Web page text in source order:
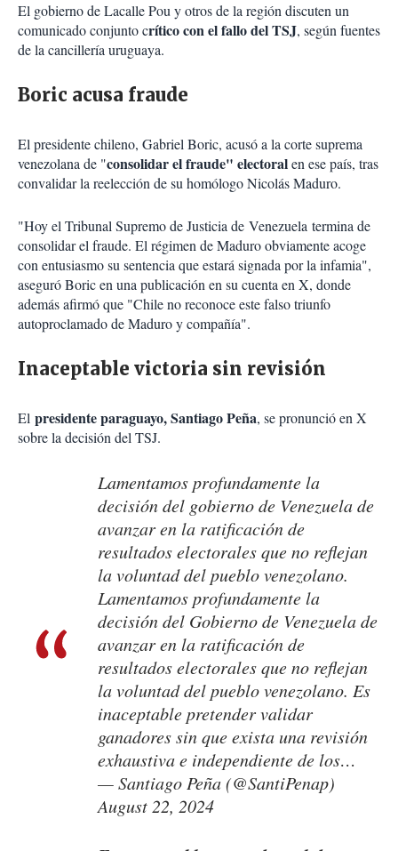
El gobierno de Lacalle Pou y otros de la región discuten un
comunicado conjunto crítico con el fallo del TSJ, según fuentes
de la cancillería uruguaya.
Boric acusa fraude
El presidente chileno, Gabriel Boric, acusó a la corte suprema
venezolana de "consolidar el fraude" electoralen ese país, tras
convalidar la reelección de su homólogo Nicolás Maduro.
"Hoy el Tribunal Supremo de Justicia de Venezuela termina de
consolidar el fraude. El régimen de Maduro obviamente acoge
con entusiasmo su sentencia que estará signada por la infamia",
aseguró Boric en una publicación en su cuenta en X, donde
además afirmó que "Chile no reconoce este falso triunfo
autoproclamado de Maduro y compañía".
Inaceptable victoria sin revisión
El presidente paraguayo, Santiago Peña, se pronunció en X
sobre la decisión del TSJ.
Lamentamos profundamente la
decisión del gobierno de Venezuela de
avanzar en la ratificación de
resultados electorales que no reflejan
la voluntad del pueblo venezolano.
Lamentamos profundamente la
decisión del Gobierno de Venezuela de
avanzar en la ratificación de
resultados electorales que no reflejan
la voluntad del pueblo venezolano. Es
inaceptable pretender validar
ganadores sin que exista una revisión
exhaustiva e independiente de los…
— Santiago Peña (@SantiPenap)
August 22, 2024